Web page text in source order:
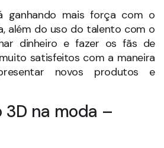
ganhando mais força com o
além do uso do talento com o
dinheiro e fazer os fãs de
satisfeitos com a maneira
novos produtos e
3D na moda –